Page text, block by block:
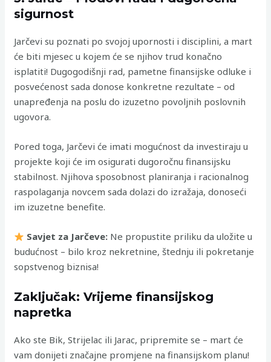
sigurnost
Jarčevi su poznati po svojoj upornosti i disciplini, a mart
će biti mjesec u kojem će se njihov trud konačno
isplatiti! Dugogodišnji rad, pametne finansijske odluke i
posvećenost sada donose konkretne rezultate – od
unapređenja na poslu do izuzetno povoljnih poslovnih
ugovora.
Pored toga, Jarčevi će imati mogućnost da investiraju u
projekte koji će im osigurati dugoročnu finansijsku
stabilnost. Njihova sposobnost planiranja i racionalnog
raspolaganja novcem sada dolazi do izražaja, donoseći
im izuzetne benefite.
Savjet za Jarčeve: Ne propustite priliku da uložite u
budućnost – bilo kroz nekretnine, štednju ili pokretanje
sopstvenog biznisa!
Zaključak: Vrijeme finansijskog
napretka
Ako ste Bik, Strijelac ili Jarac, pripremite se – mart će
vam donijeti značajne promjene na finansijskom planu!